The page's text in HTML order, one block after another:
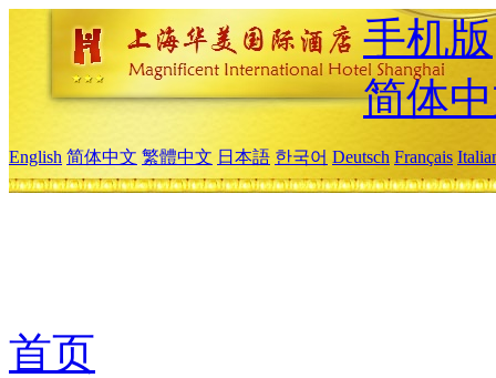
手机版
简体
English 简体中文 繁體中文 日本語 한국어 Deutsch Français
首页